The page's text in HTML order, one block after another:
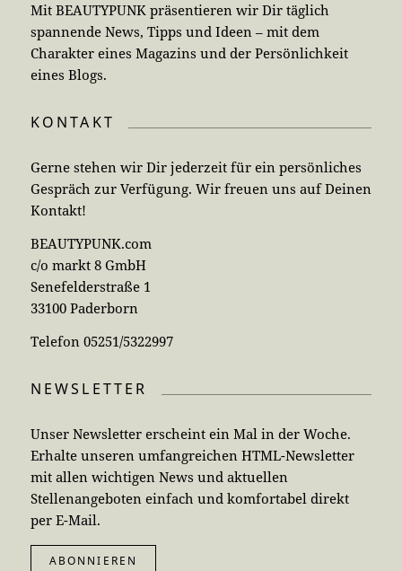
Mit BEAUTYPUNK präsentieren wir Dir täglich
spannende News, Tipps und Ideen – mit dem
Charakter eines Magazins und der Persönlichkeit
eines Blogs.
KONTAKT
Gerne stehen wir Dir jederzeit für ein persönliches
Gespräch zur Verfügung. Wir freuen uns auf Deinen
Kontakt!
BEAUTYPUNK.com
c/o markt 8 GmbH
Senefelderstraße 1
33100 Paderborn
Telefon 05251/5322997
NEWSLETTER
Unser Newsletter erscheint ein Mal in der Woche.
Erhalte unseren umfangreichen HTML-Newsletter
mit allen wichtigen News und aktuellen
Stellenangeboten einfach und komfortabel direkt
per E-Mail.
ABONNIEREN